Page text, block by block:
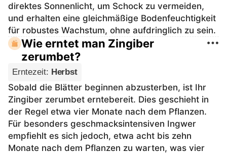
direktes Sonnenlicht, um Schock zu vermeiden,
und erhalten eine gleichmäßige Bodenfeuchtigkeit
für robustes Wachstum, ohne aufdringlich zu sein.
Wie erntet man Zingiber
zerumbet?
Erntezeit: Herbst
Sobald die Blätter beginnen abzusterben, ist Ihr
Zingiber zerumbet erntebereit. Dies geschieht in
der Regel etwa vier Monate nach dem Pflanzen.
Für besonders geschmacksintensiven Ingwer
empfiehlt es sich jedoch, etwa acht bis zehn
Monate nach dem Pflanzen zu warten, was vier